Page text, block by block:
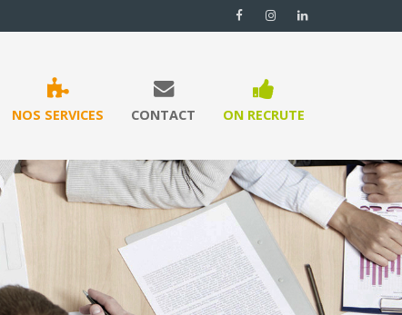
NOS SERVICES CONTACT ON RECRUTE